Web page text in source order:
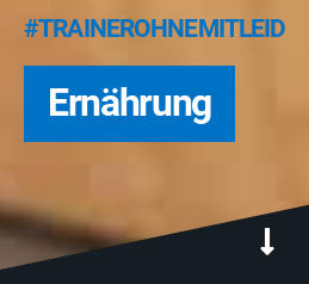
#TRAINEROHNEMITLEID
Ernährung